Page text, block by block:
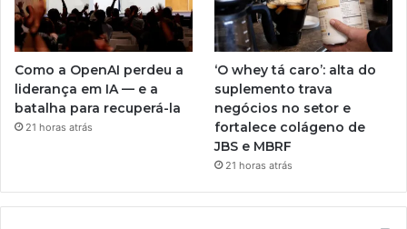
Como a OpenAI perdeu a
liderança em IA — e a
batalha para recuperá-la
21 horas atrás
‘O whey tá caro’: alta do
suplemento trava
negócios no setor e
fortalece colágeno de
JBS e MBRF
21 horas atrás